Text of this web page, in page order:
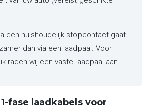
een huishoudelijk stopcontact gaat
dan via een laadpaal. Voor
raden wij een vaste laadpaal aan.
fase laadkabels voor